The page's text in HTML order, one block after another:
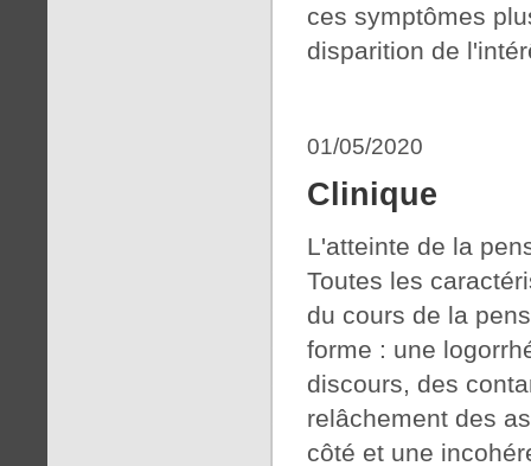
ces symptômes
disparition de
01/05/2020
Clinique
L'atteinte de la
Toutes les
du cours de la
forme : une
discours, des
relâchement des
côté et une